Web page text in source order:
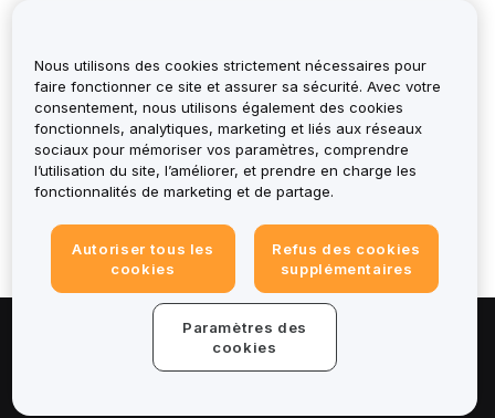
Cela t’a-t-il été utile ?
Nous utilisons des cookies strictement nécessaires pour
faire fonctionner ce site et assurer sa sécurité. Avec votre
consentement, nous utilisons également des cookies
fonctionnels, analytiques, marketing et liés aux réseaux
sociaux pour mémoriser vos paramètres, comprendre
l’utilisation du site, l’améliorer, et prendre en charge les
fonctionnalités de marketing et de partage.
Autoriser tous les
cookies
Refus des cookies
supplémentaires
Paramètres des
cookies